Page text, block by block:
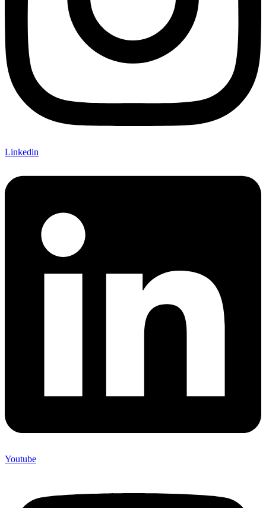
Linkedin
Youtube